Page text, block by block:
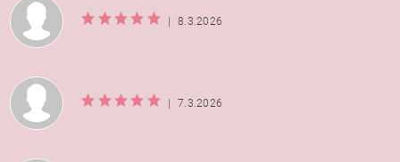
| 8.3.2026
| 7.3.2026